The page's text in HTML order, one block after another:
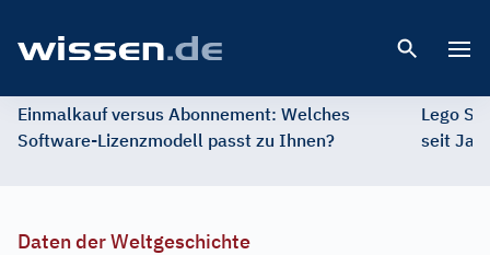
Einmalkauf versus Abonnement: Welches
Software-Lizenzmodell passt zu Ihnen?
Lego
seit
Daten der Weltgeschichte